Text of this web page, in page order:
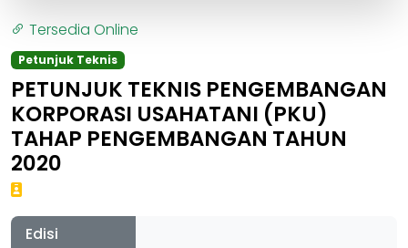
Tersedia Online
Petunjuk Teknis
PETUNJUK TEKNIS PENGEMBANGAN
KORPORASI USAHATANI (PKU)
TAHAP PENGEMBANGAN TAHUN
2020
Edisi